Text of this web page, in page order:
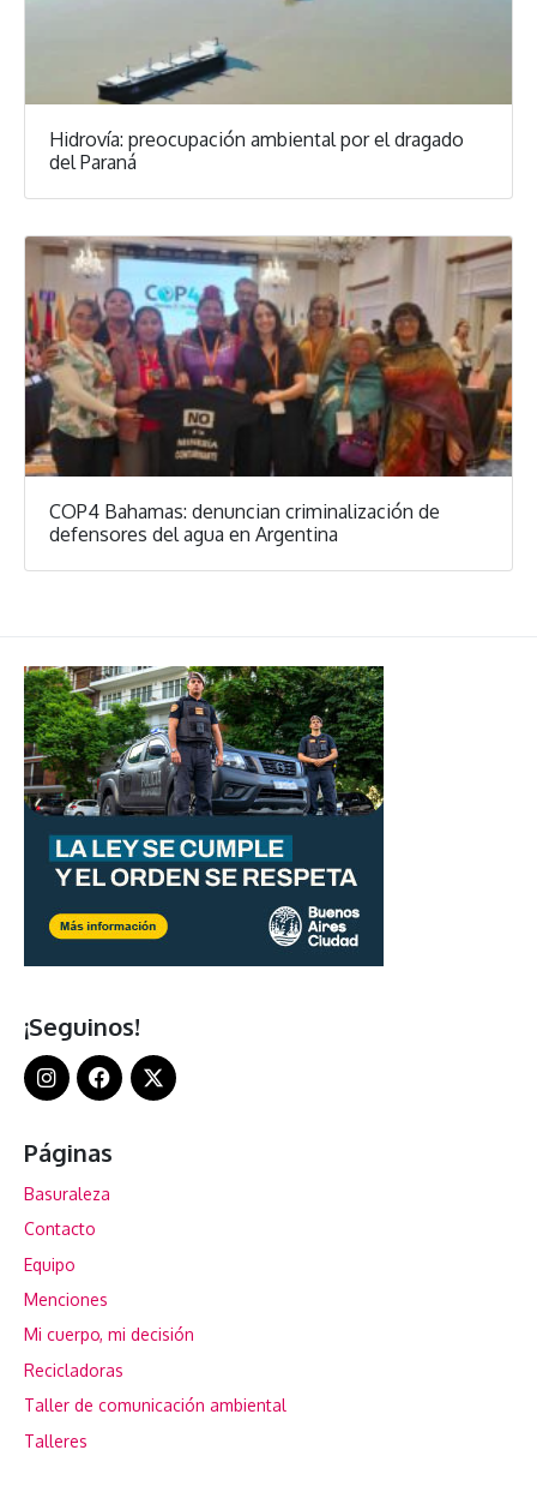
Hidrovía: preocupación ambiental por el dragado
del Paraná
COP4 Bahamas: denuncian criminalización de
defensores del agua en Argentina
¡Seguinos!
Páginas
Basuraleza
Contacto
Equipo
Menciones
Mi cuerpo, mi decisión
Recicladoras
Taller de comunicación ambiental
Talleres